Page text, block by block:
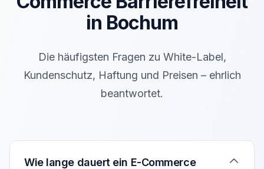
in Bochum
Die häufigsten Fragen zu White-Label,
Kundenschutz, Haftung und Preisen – ehrlich
beantwortet.
Verwenden Sie die Pfeiltasten Auf/Ab um zwischen
Wie lange dauert ein E-Commerce